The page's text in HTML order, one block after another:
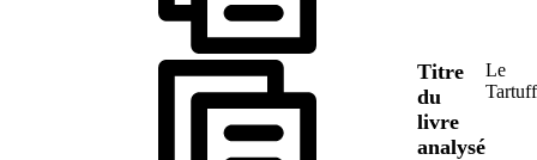
Titre
du
livre
analysé
Le